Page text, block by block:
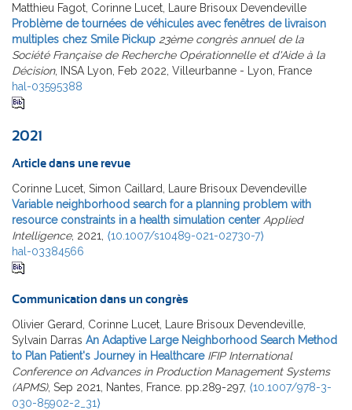
Matthieu Fagot, Corinne Lucet, Laure Brisoux Devendeville
Problème de tournées de véhicules avec fenêtres de livraison
multiples chez Smile Pickup 23ème congrès annuel de la
Société Française de Recherche Opérationnelle et d'Aide à la
Décision, INSA Lyon, Feb 2022, Villeurbanne - Lyon, France
hal-03595388
2021
Article dans une revue
Corinne Lucet, Simon Caillard, Laure Brisoux Devendeville
Variable neighborhood search for a planning problem with
resource constraints in a health simulation center Applied
Intelligence, 2021, ⟨10.1007/s10489-021-02730-7⟩
hal-03384566
Communication dans un congrès
Olivier Gerard, Corinne Lucet, Laure Brisoux Devendeville,
Sylvain Darras An Adaptive Large Neighborhood Search Method
to Plan Patient's Journey in Healthcare IFIP International
Conference on Advances in Production Management Systems
(APMS), Sep 2021, Nantes, France. pp.289-297, ⟨10.1007/978-3-
030-85902-2_31⟩